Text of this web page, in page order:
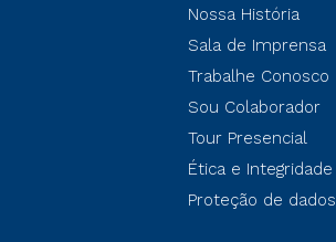
Nossa História
Sala de Imprensa
Trabalhe Conosco
Sou Colaborador
Tour Presencial
Ética e Integridade
Proteção de dados